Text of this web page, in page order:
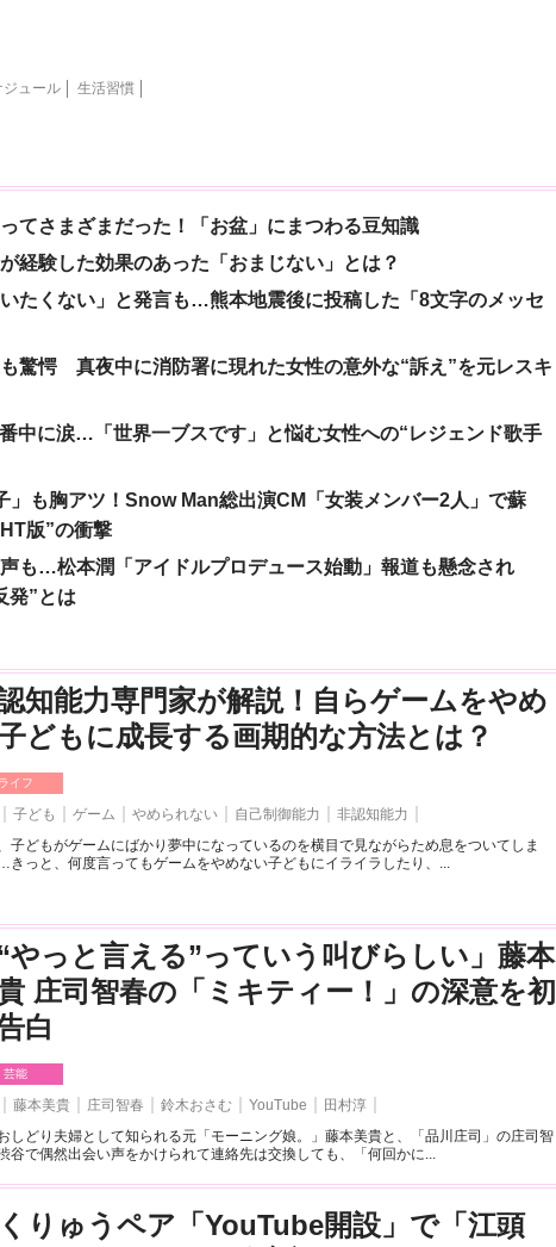
ジュール 生活習慣
てさまざまだった！「お盆」にまつわる豆知識
経験した効果のあった「おまじない」とは？
たくない」と発言も…熊本地震後に投稿した「8文字のメッセ
も驚愕 真夜中に消防署に現れた女性の意外な“訴え”を元レスキ
中に涙…「世界一ブスです」と悩む女性への“レジェンド歌手
」も胸アツ！Snow Man総出演CM「女装メンバー2人」で蘇
版”の衝撃
声も…松本潤「アイドルプロデュース始動」報道も懸念され
発”とは
知能力専門家が解説！自らゲームをやめ
どもに成長する画期的な方法とは？
ライフ
子ども ゲーム やめられない 自己制御能力
非認知能力
子どもがゲームにばかり夢中になっているのを横目で見ながらため息をついてしま
っと、何度言ってもゲームをやめない子どもにイライラしたり、...
“やっと言える”っていう叫びらしい」藤本
庄司智春の「ミキティー！」の深意を初
白
芸能
藤本美貴 庄司智春 鈴木おさむ YouTube
田村淳
しどり夫婦として知られる元「モーニング娘。」藤本美貴と、「品川庄司」の庄司智
谷で偶然出会い声をかけられて連絡先は交換しても、「何回かに...
りゅうペア「YouTube開設」で「江頭